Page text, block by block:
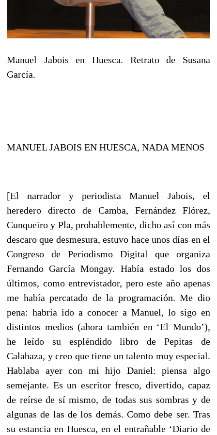
Manuel Jabois en Huesca. Retrato de Susana
García.
MANUEL JABOIS EN HUESCA, NADA MENOS
[El narrador y periodista Manuel Jabois, el
heredero directo de Camba, Fernández Flórez,
Cunqueiro y Pla, probablemente, dicho así con más
descaro que desmesura, estuvo hace unos días en el
Congreso de Periodismo Digital que organiza
Fernando García Mongay. Había estado los dos
últimos, como entrevistador, pero este año apenas
me había percatado de la programación. Me dio
pena: habría ido a conocer a Manuel, lo sigo en
distintos medios (ahora también en ‘El Mundo’),
he leído su espléndido libro de Pepitas de
Calabaza, y creo que tiene un talento muy especial.
Hablaba ayer con mi hijo Daniel: piensa algo
semejante. Es un escritor fresco, divertido, capaz
de reírse de sí mismo, de todas sus sombras y de
algunas de las de los demás. Como debe ser. Tras
su estancia en Huesca, en el entrañable ‘Diario de